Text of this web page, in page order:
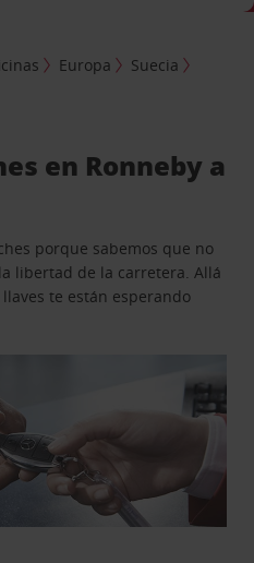
Europa
Suecia
en Ronneby a
porque sabemos que no
libertad de la carretera. Allá
te están esperando